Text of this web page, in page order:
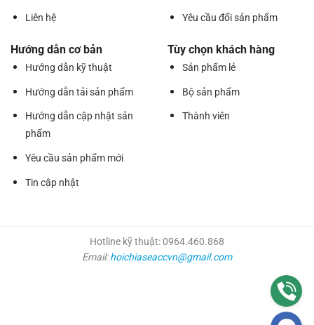
Liên hệ Yêu cầu đổi sản phẩm
Hướng dẫn cơ bản
Hướng dẫn kỹ thuật
Hướng dẫn tải sản phẩm
Hướng dẫn cập nhật sản
phẩm
Yêu cầu sản phẩm mới
Tin cập nhật
Tùy chọn khách hàng
Sản phẩm lẻ
Bộ sản phẩm
Thành viên
Hotline kỹ thuật: 0964.460.868
Email:hoichiaseaccvn@gmail.com